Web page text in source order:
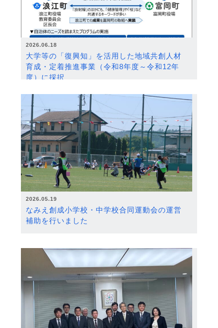
2026.06.18
大学等の「復興知」を活用した地域共創人材
育成・定着推進事業（令和8年度～令和12年
度）に採択
2026.05.19
なみえ創成小学校・中学校合同運動会の運営
補助を行いました